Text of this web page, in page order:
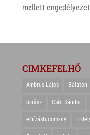
mellett
CIMKEFELHŐ
Ambrus Lajos Balaton
borász Csíki Sándor
elhízástudomány